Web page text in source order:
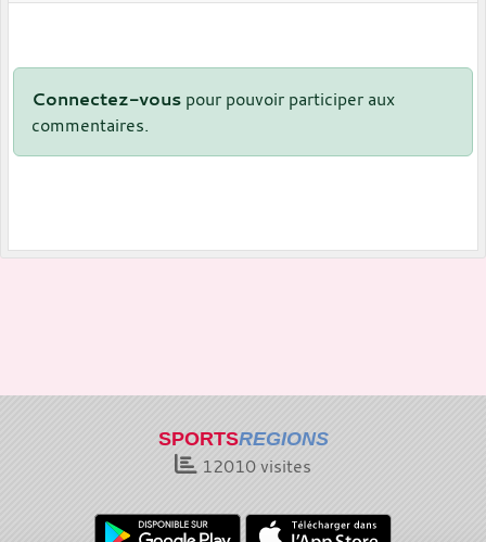
Connectez-vous pour pouvoir participer aux
commentaires.
SPORTSREGIONS
12010visites